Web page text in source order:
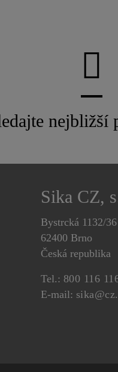
nejbližší
Sika CZ,
Bystrcká 1132/36
62400 Brno
Česká republika
Tel.: 800 116
E-mail: